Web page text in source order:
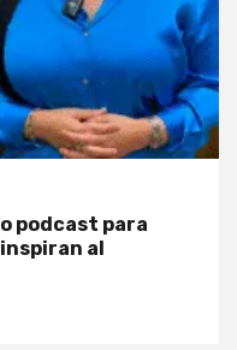
podcast para
al